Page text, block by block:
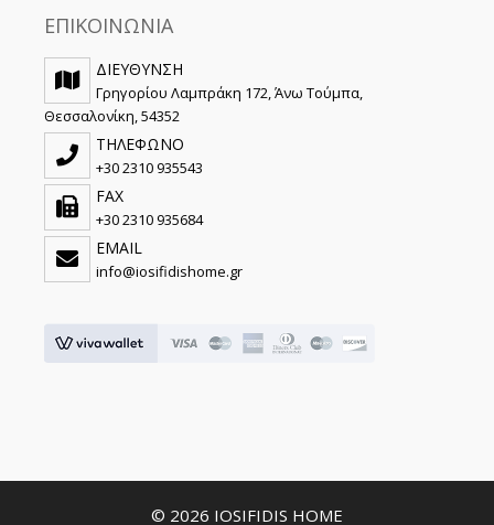
ΕΠΙΚΟΙΝΩΝΙΑ
ΔΙΕΥΘΥΝΣΗ
Γρηγορίου Λαμπράκη 172, Άνω Τούμπα,
Θεσσαλονίκη, 54352
ΤΗΛΕΦΩΝΟ
+30 2310 935543
FAX
+30 2310 935684
EMAIL
info@iosifidishome.gr
© 2026 IOSIFIDIS HOME